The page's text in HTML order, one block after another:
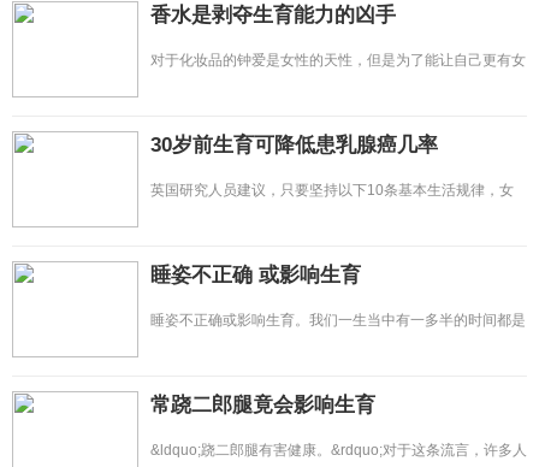
香水是剥夺生育能力的凶手
对于化妆品的钟爱是女性的天性，但是为了能让自己更有女
30岁前生育可降低患乳腺癌几率
英国研究人员建议，只要坚持以下10条基本生活规律，女
睡姿不正确 或影响生育
睡姿不正确或影响生育。我们一生当中有一多半的时间都是
常跷二郎腿竟会影响生育
&ldquo;跷二郎腿有害健康。&rdquo;对于这条流言，许多人